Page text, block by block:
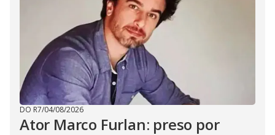
DO R7/04/08/2026
Ator Marco Furlan: preso por